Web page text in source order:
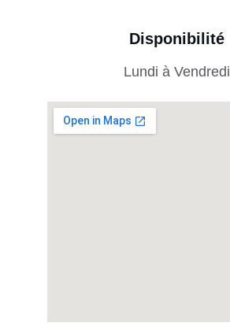
Disponibilité
Lundi à Vendredi